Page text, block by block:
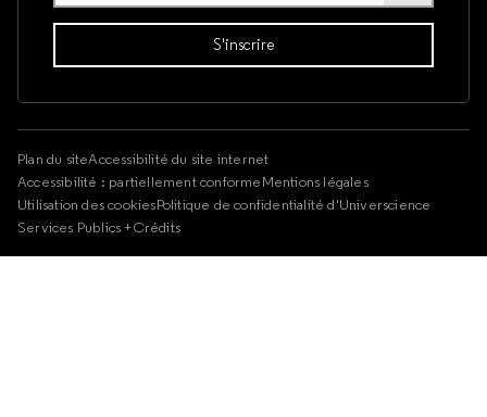
Plan du siteAccessibilité du site internet
Accessibilité : partiellement conformeMentions légales
Utilisation des cookiesPolitique de confidentialité d'Universcience
Services Publics +Crédits